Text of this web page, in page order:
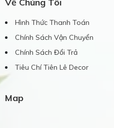
Hình Thức Thanh Toán
Chính Sách Vận Chuyển
Chính Sách Đổi Trả
Tiêu Chí Tiên Lê Decor
Map